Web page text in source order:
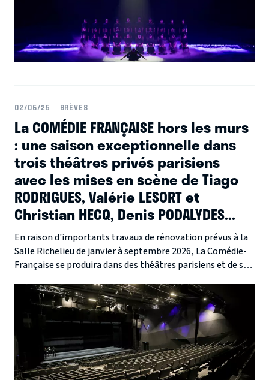
02/06/25 BRÈVES
La COMÉDIE FRANÇAISE hors les murs
: une saison exceptionnelle dans
trois théâtres privés parisiens
avec les mises en scène de Tiago
RODRIGUES, Valérie LESORT et
Christian HECQ, Denis PODALYDES...
En raison d'importants travaux de rénovation prévus à la
Salle Richelieu de janvier à septembre 2026, La Comédie-
Française se produira dans des théâtres parisiens et de sa
partie de la dernière programmation conçue par Éric Ruf ,
l'administrateur général dont le mandat s'achève en août.
Une opportunité inédite de voir la Troupe se produire dans
des lieux inattendus, offrant une nouvelle perspective sur
le répertoire classique et contemporain.